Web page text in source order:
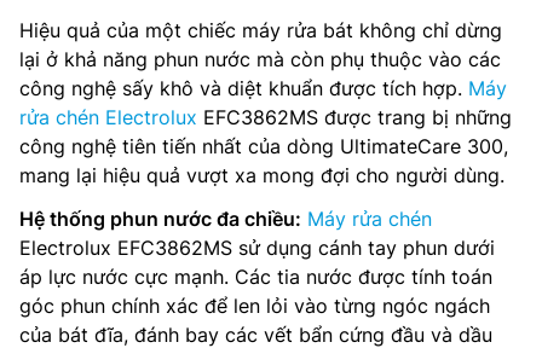
Hiệu quả của một chiếc máy rửa bát không chỉ dừng
lại ở khả năng phun nước mà còn phụ thuộc vào các
công nghệ sấy khô và diệt khuẩn được tích hợp. Máy
rửa chén Electrolux EFC3862MS được trang bị những
công nghệ tiên tiến nhất của dòng UltimateCare 300,
mang lại hiệu quả vượt xa mong đợi cho người dùng.
Hệ thống phun nước đa chiều: Máy rửa chén
Electrolux EFC3862MS sử dụng cánh tay phun dưới
áp lực nước cực mạnh. Các tia nước được tính toán
góc phun chính xác để len lỏi vào từng ngóc ngách
của bát đĩa, đánh bay các vết bẩn cứng đầu và dầu